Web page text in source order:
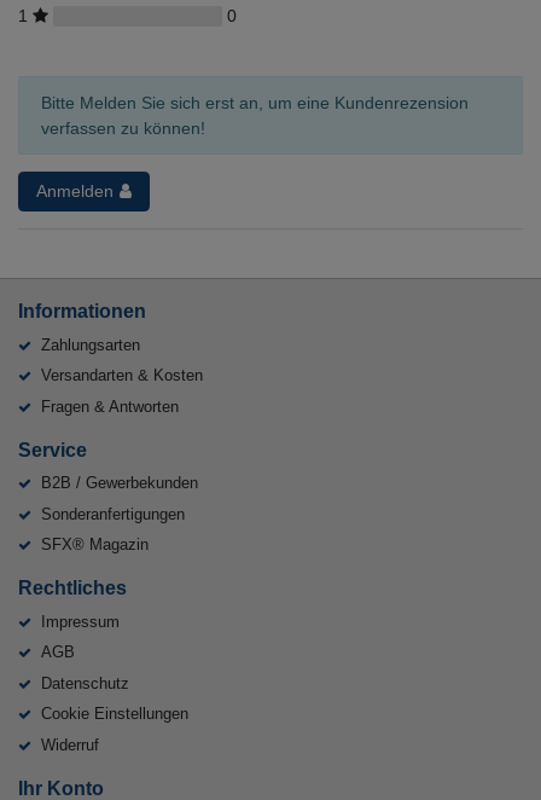
1
0
Bitte Melden Sie sich erst an, um eine Kundenrezension
verfassen zu können!
Anmelden
Informationen
Zahlungsarten
Versandarten & Kosten
Fragen & Antworten
Service
B2B / Gewerbekunden
Sonderanfertigungen
SFX® Magazin
Rechtliches
Impressum
AGB
Datenschutz
Cookie Einstellungen
Widerruf
Ihr Konto